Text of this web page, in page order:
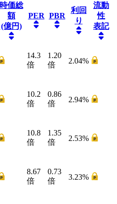
時価総
額
(億円)
PER PBR
利回
り
流動
性
表記
14.3
倍
1.20
倍
2.04%
10.2
倍
0.86
倍
2.94%
10.8
倍
1.35
倍
2.53%
8.67
倍
0.73
倍
3.23%